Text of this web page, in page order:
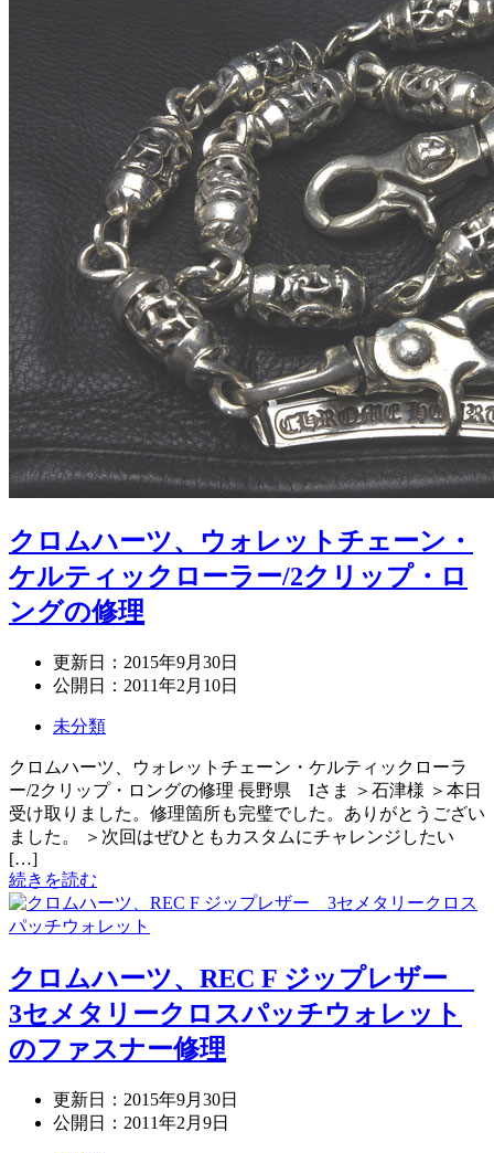
クロムハーツ、ウォレットチェーン・
ケルティックローラー/2クリップ・ロ
ングの修理
更新日： 2015年9月30日
公開日： 2011年2月10日
未分類
クロムハーツ、ウォレットチェーン・ケルティックローラ
ー/2クリップ・ロングの修理 長野県 Iさま ＞石津様 ＞本日
受け取りました。修理箇所も完璧でした。ありがとうござい
ました。 ＞次回はぜひともカスタムにチャレンジしたい
[…]
続きを読む
クロムハーツ、REC F ジップレザー
3セメタリークロスパッチウォレット
のファスナー修理
更新日： 2015年9月30日
公開日： 2011年2月9日